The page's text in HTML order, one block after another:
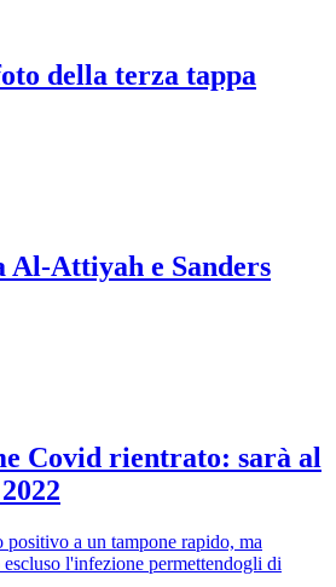
della terza tappa
Al-Attiyah e Sanders
Covid rientrato: sarà al
a un tampone rapido, ma
l'infezione permettendogli di